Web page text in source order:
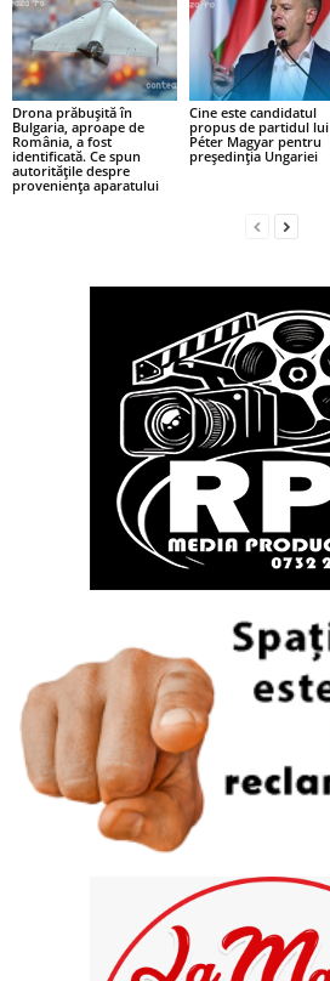
Drona prăbușită în
Bulgaria, aproape de
România, a fost
identificată. Ce spun
autoritățile despre
proveniența aparatului
Cine este candidatul
propus de partidul lui
Péter Magyar pentru
președinția Ungariei